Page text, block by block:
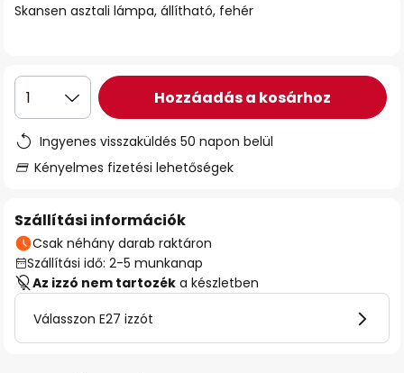
Skansen asztali lámpa, állítható, fehér
1 Hozzáadás a kosárhoz
Ingyenes visszaküldés 50 napon belül
Kényelmes fizetési lehetőségek
Szállítási információk
Csak néhány darab raktáron
Szállítási idő: 2-5 munkanap
Az izzó nem tartozék a készletben
Válasszon E27 izzót